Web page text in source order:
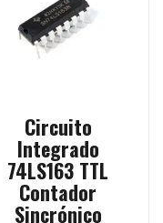
Circuito
Integrado
74LS163 TTL
Contador
Sincrónico